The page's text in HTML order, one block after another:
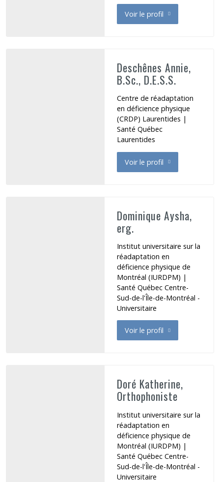
Voir le profil
de Demers-Bonin Maude
Deschênes Annie,
B.Sc., D.E.S.S.
Centre de réadaptation
en déficience physique
(CRDP) Laurentides |
Santé Québec
Laurentides
Voir le profil
de Deschênes Annie
Dominique Aysha,
erg.
Institut universitaire sur la
réadaptation en
déficience physique de
Montréal (IURDPM) |
Santé Québec Centre-
Sud-de-l'Île-de-Montréal -
Universitaire
Voir le profil
de Dominique Aysha
Doré Katherine,
Orthophoniste
Institut universitaire sur la
réadaptation en
déficience physique de
Montréal (IURDPM) |
Santé Québec Centre-
Sud-de-l'Île-de-Montréal -
Universitaire